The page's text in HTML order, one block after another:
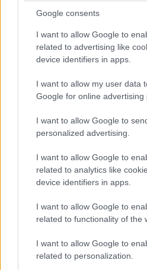
Google consents
I want to allow Google to
related to advertising like
device identifiers in apps.
I want to allow my user data
Google for online advertising
I want to allow Google to
personalized advertising.
I want to allow Google to
related to analytics like
device identifiers in apps.
I want to allow Google to
related to functionality of the
I want to allow Google to
related to personalization.
ειδαμε 08·07·2026 12:40
......... βρε ουστ
Απαντήστε
Αρακα μου....
διάβασε όλον τον
θετικισμο....και μην πουλάς